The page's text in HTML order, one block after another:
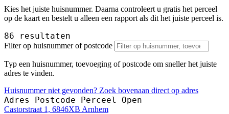
Kies het juiste huisnummer. Daarna controleert u gratis het perceel
op de kaart en bestelt u alleen een rapport als dit het juiste perceel is.
86 resultaten
Filter op huisnummer of postcode
Typ een huisnummer, toevoeging of postcode om sneller het juiste
adres te vinden.
Huisnummer niet gevonden? Zoek bovenaan direct op adres
Adres Postcode Perceel Open
Castorstraat 1, 6846XB Arnhem